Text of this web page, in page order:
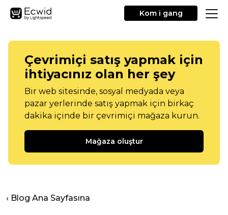
Kom i gang
Çevrimiçi satış yapmak için
ihtiyacınız olan her şey
Bir web sitesinde, sosyal medyada veya
pazar yerlerinde satış yapmak için birkaç
dakika içinde bir çevrimiçi mağaza kurun.
Mağaza oluştur
‹ Blog Ana Sayfasına